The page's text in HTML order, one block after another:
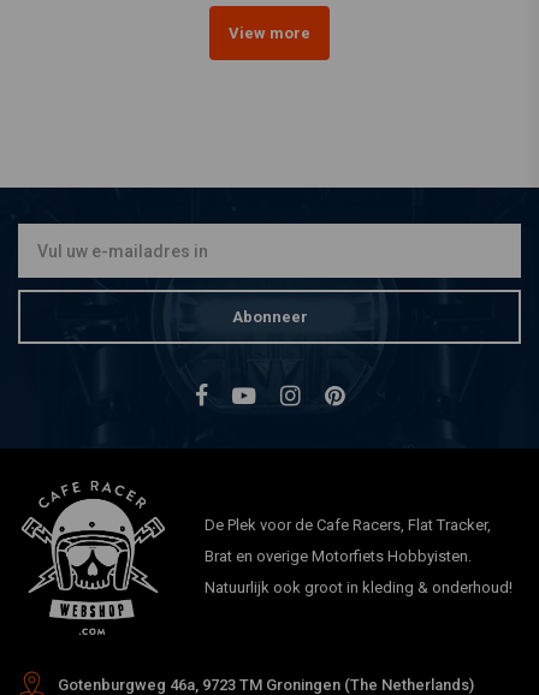
View more
Abonneer
De Plek voor de Cafe Racers, Flat Tracker,
Brat en overige Motorfiets Hobbyisten.
Natuurlijk ook groot in kleding & onderhoud!
Gotenburgweg 46a, 9723 TM Groningen (The Netherlands)